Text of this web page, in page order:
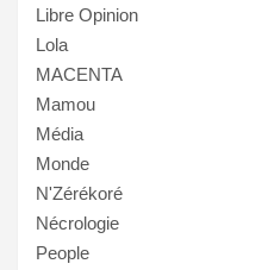
Libre Opinion
Lola
MACENTA
Mamou
Média
Monde
N'Zérékoré
Nécrologie
People